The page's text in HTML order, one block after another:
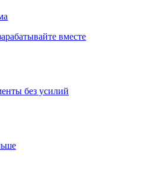
вместе
без усилий